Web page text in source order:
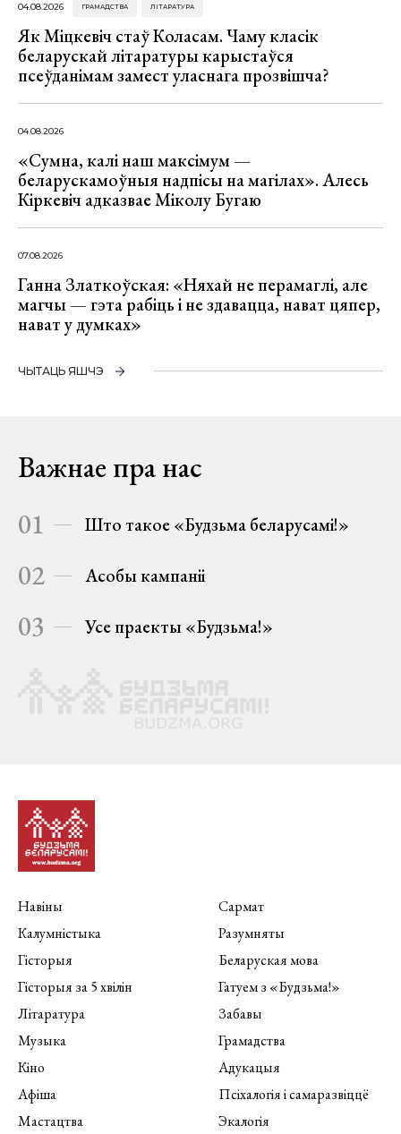
04.08.2026 ГРАМАДСТВА ЛІТАРАТУРА
Як Міцкевіч стаў Коласам. Чаму класік
беларускай літаратуры карыстаўся
псеўданімам замест уласнага прозвішча?
04.08.2026
«Сумна, калі наш максімум —
беларускамоўныя надпісы на магілах». Алесь
Кіркевіч адказвае Міколу Бугаю
07.08.2026
Ганна Златкоўская: «Няхай не перамаглі, але
магчы — гэта рабіць і не здавацца, нават цяпер,
нават у думках»
ЧЫТАЦЬ ЯШЧЭ
Важнае пра нас
01 Што такое «Будзьма беларусамі!»
02 Асобы кампаніі
03 Усе праекты «Будзьма!»
Навіны
Калумністыка
Гісторыя
Гісторыя за 5 хвілін
Літаратура
Музыка
Кіно
Афіша
Мастацтва
Сармат
Разумняты
Беларуская мова
Гатуем з «Будзьма!»
Забавы
Грамадства
Адукацыя
Псіхалогія і самаразвіццё
Экалогія